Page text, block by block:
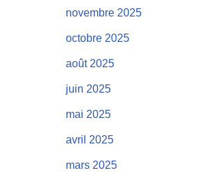
novembre 2025
octobre 2025
août 2025
juin 2025
mai 2025
avril 2025
mars 2025